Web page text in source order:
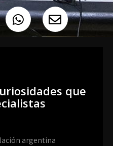
que
argentina